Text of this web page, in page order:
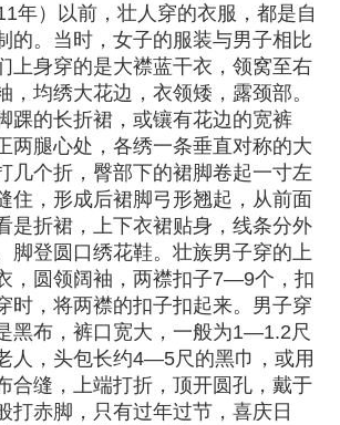
年）以前，壮人穿的衣服，都是自
的。当时，女子的服装与男子相比
上身穿的是大襟蓝干衣，领窝至右
，均绣大花边，衣领矮，露颈部。
踝的长折裙，或镶有花边的宽裤
两腿心处，各绣一条垂直对称的大
几个折，臀部下的裙脚卷起一寸左
住，形成后裙脚弓形翘起，从前面
是折裙，上下衣裙贴身，线条分外
脚登圆口绣花鞋。壮族男子穿的上
， 圆领阔袖，两襟扣子7—9个，扣
时，将两襟的扣子扣起来。男子穿
黑布，裤口宽大，一般为1—1.2尺
人，头包长约4—5尺的黑巾，或用
合缝，上端打折，顶开圆孔，戴于
打赤脚，只有过年过节，喜庆日